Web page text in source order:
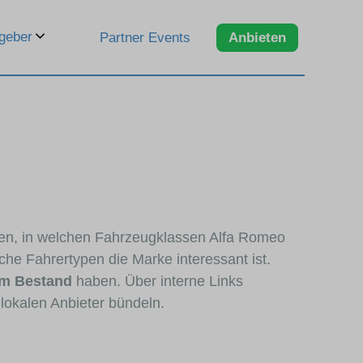
Partner Events Anbieten
in welchen Fahrzeugklassen Alfa Romeo
Fahrertypen die Marke interessant ist.
Bestand haben. Über interne Links
Anbieter bündeln.